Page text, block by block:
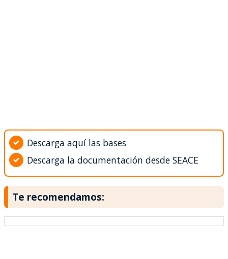
Descarga aquí las bases
Descarga la documentación desde SEACE
Te recomendamos: